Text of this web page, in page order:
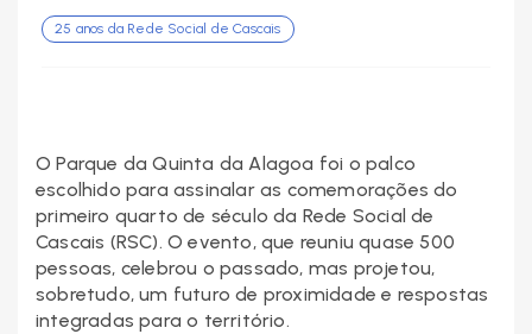
25 anos da Rede Social de Cascais
O Parque da Quinta da Alagoa foi o palco
escolhido para assinalar as comemorações do
primeiro quarto de século da Rede Social de
Cascais (RSC). O evento, que reuniu quase 500
pessoas, celebrou o passado, mas projetou,
sobretudo, um futuro de proximidade e respostas
integradas para o território.